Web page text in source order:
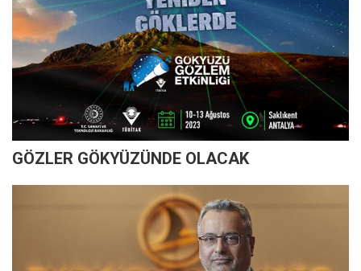
GÖZLER GÖKYÜZÜNDE OLACAK